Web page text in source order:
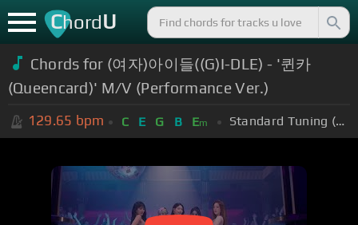
ChordU
Chords for (여자)아이들((G)I-DLE) - '퀸카
(Queencard)' M/V (Performance Ver.)
129.65 bpm C E G B Em Standard Tuning (EADGBE)